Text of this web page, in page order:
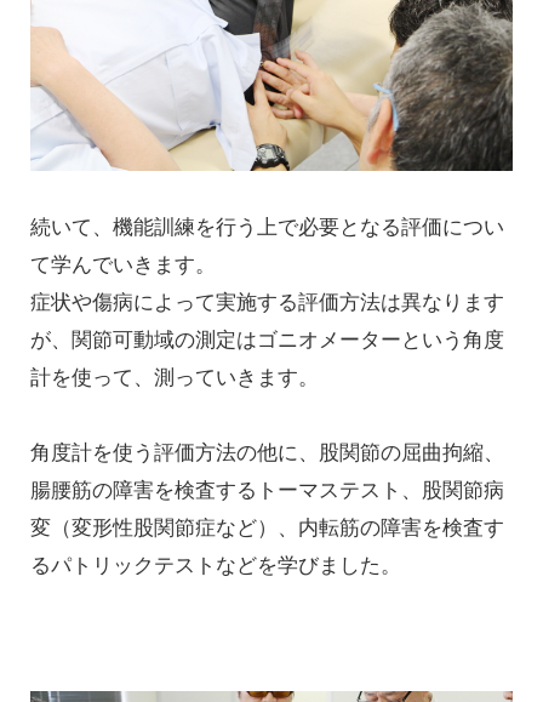
続いて、機能訓練を行う上で必要となる評価につい
て学んでいきます。
症状や傷病によって実施する評価方法は異なります
が、関節可動域の測定はゴニオメーターという角度
計を使って、測っていきます。
角度計を使う評価方法の他に、股関節の屈曲拘縮、
腸腰筋の障害を検査するトーマステスト、股関節病
変（変形性股関節症など）、内転筋の障害を検査す
るパトリックテストなどを学びました。